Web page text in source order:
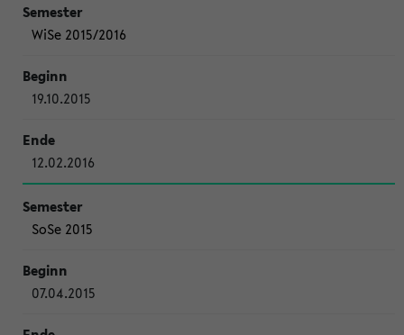
WiSe 2015/2016
19.10.2015
12.02.2016
SoSe 2015
07.04.2015